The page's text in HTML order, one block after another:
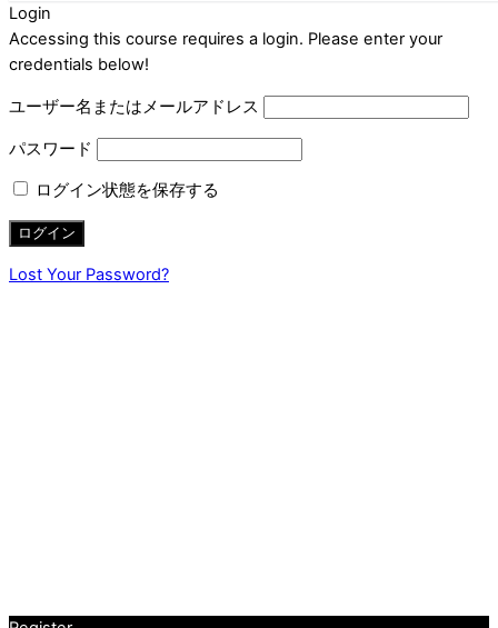
Login
Accessing this course requires a login. Please enter your
credentials below!
ユーザー名またはメールアドレス
パスワード
ログイン状態を保存する
Lost Your Password?